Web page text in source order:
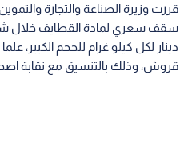
قررت وزيرة الصناعة والتجارة
سقف سعري لمادة القطايف خلال
قروش، وذلك بالتنسيق مع نقابة